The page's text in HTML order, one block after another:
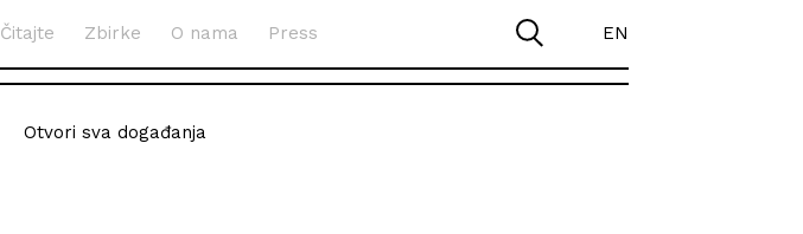
Čitajte Zbirke O nama Press EN
Otvori sva događanja